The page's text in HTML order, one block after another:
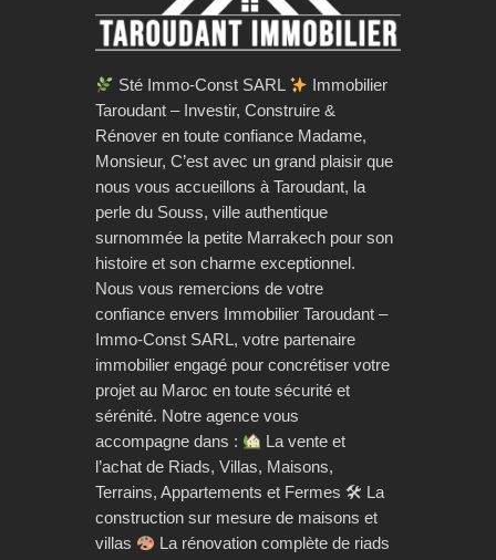
Sté Immo-Const SARL
Immobilier
Taroudant – Investir, Construire &
Rénover en toute confiance Madame,
Monsieur, C’est avec un grand plaisir que
nous vous accueillons à Taroudant, la
perle du Souss, ville authentique
surnommée la petite Marrakech pour son
histoire et son charme exceptionnel.
Nous vous remercions de votre
confiance envers Immobilier Taroudant –
Immo-Const SARL, votre partenaire
immobilier engagé pour concrétiser votre
projet au Maroc en toute sécurité et
sérénité. Notre agence vous
accompagne dans :
La vente et
l’achat de Riads, Villas, Maisons,
Terrains, Appartements et Fermes 🛠 La
construction sur mesure de maisons et
villas
La rénovation complète de riads